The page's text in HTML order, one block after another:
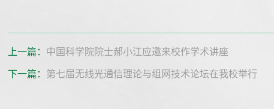
上一篇： 中国科学院院士郝小江应邀来校作学术讲座
下一篇： 第七届无线光通信理论与组网技术论坛在我校举行